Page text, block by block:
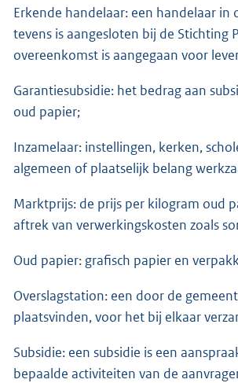
Erkende handelaar: een handelaar
tevens is aangesloten bij de Stichting
overeenkomst is aangegaan voor
Garantiesubsidie: het bedrag aan
oud papier;
Inzamelaar: instellingen, kerken,
algemeen of plaatselijk belang
Marktprijs: de prijs per kilogram oud
aftrek van verwerkingskosten zoals
Oud papier: grafisch papier en
Overslagstation: een door de
plaatsvinden, voor het bij elkaar
Subsidie: een subsidie is een
bepaalde activiteiten van de